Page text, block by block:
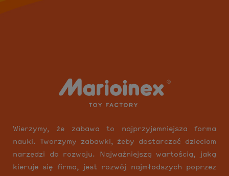
Wierzymy, że zabawa to najprzyjemniejsza forma
nauki. Tworzymy zabawki, żeby dostarczać dzieciom
narzędzi do rozwoju. Najważniejszą wartością, jaką
kieruje się firma, jest rozwój najmłodszych poprzez